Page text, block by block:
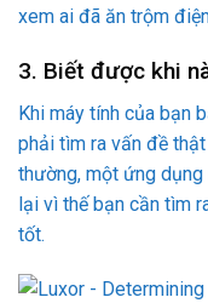
xem ai đã ăn trộm
3. Biết được khi
Khi máy tính của bạn
phải tìm ra vấn đề
thường, một ứng
lại vì thế bạn cần tìm
tốt.